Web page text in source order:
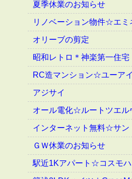
夏季休業のお知らせ
リノベーション物件☆エミ
オリーブの剪定
昭和レトロ＊神楽第一住宅
RC造マンション☆ユーア
アジサイ
オール電化☆ルートツエル
インターネット無料☆サン
ＧＷ休業のお知らせ
駅近1Kアパート☆コスモ